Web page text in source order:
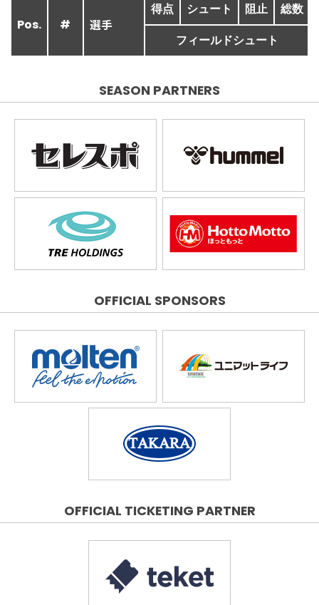
Pos. # 選手
得点 シュート 阻止 総数
フィールドシュート
SEASON PARTNERS
OFFICIAL SPONSORS
OFFICIAL TICKETING PARTNER